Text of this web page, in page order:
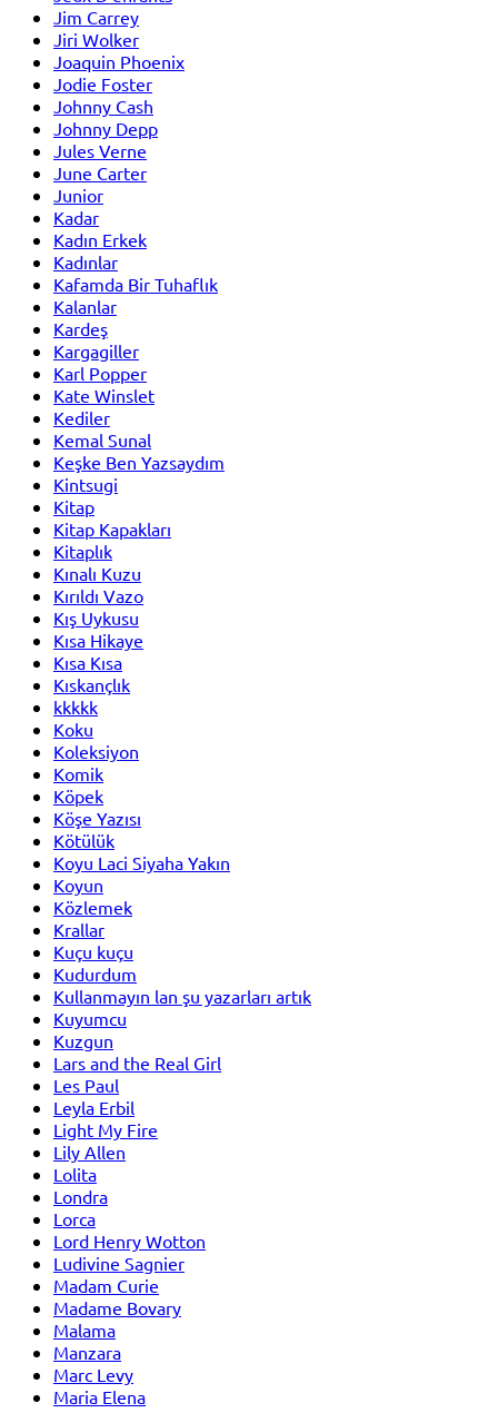
Jim Carrey
Jiri Wolker
Joaquin Phoenix
Jodie Foster
Johnny Cash
Johnny Depp
Jules Verne
June Carter
Junior
Kadar
Kadın Erkek
Kadınlar
Kafamda Bir Tuhaflık
Kalanlar
Kardeş
Kargagiller
Karl Popper
Kate Winslet
Kediler
Kemal Sunal
Keşke Ben Yazsaydım
Kintsugi
Kitap
Kitap Kapakları
Kitaplık
Kınalı Kuzu
Kırıldı Vazo
Kış Uykusu
Kısa Hikaye
Kısa Kısa
Kıskançlık
kkkkk
Koku
Koleksiyon
Komik
Köpek
Köşe Yazısı
Kötülük
Koyu Laci Siyaha Yakın
Koyun
Közlemek
Krallar
Kuçu kuçu
Kudurdum
Kullanmayın lan şu yazarları artık
Kuyumcu
Kuzgun
Lars and the Real Girl
Les Paul
Leyla Erbil
Light My Fire
Lily Allen
Lolita
Londra
Lorca
Lord Henry Wotton
Ludivine Sagnier
Madam Curie
Madame Bovary
Malama
Manzara
Marc Levy
Maria Elena